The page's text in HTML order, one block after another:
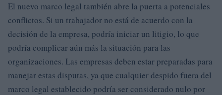
El nuevo marco legal también abre la puerta a potenciales
conflictos. Si un trabajador no está de acuerdo con la
decisión de la empresa, podría iniciar un litigio, lo que
podría complicar aún más la situación para las
organizaciones. Las empresas deben estar preparadas para
manejar estas disputas, ya que cualquier despido fuera del
marco legal establecido podría ser considerado nulo por